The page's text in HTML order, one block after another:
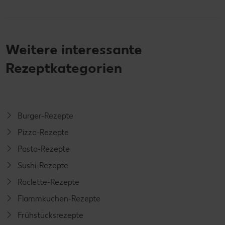
Weitere interessante
Rezeptkategorien
Burger-Rezepte
Pizza-Rezepte
Pasta-Rezepte
Sushi-Rezepte
Raclette-Rezepte
Flammkuchen-Rezepte
Frühstücksrezepte